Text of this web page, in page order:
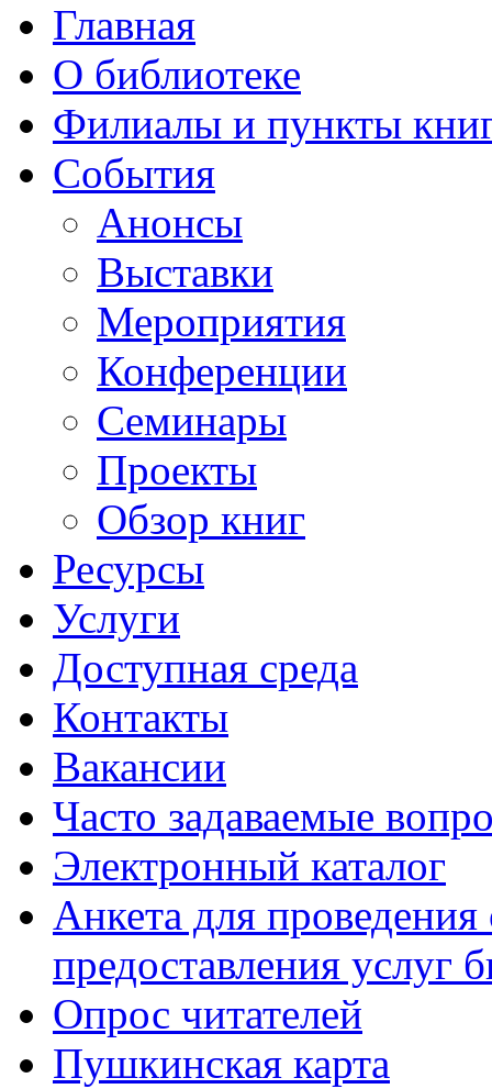
Главная
О библиотеке
Филиалы и пункты
События
Анонсы
Выставки
Мероприятия
Конференции
Семинары
Проекты
Обзор книг
Ресурсы
Услуги
Доступная среда
Контакты
Вакансии
Часто задаваемые
Электронный каталог
Анкета для проведения
предоставления услуг
Опрос читателей
Пушкинская карта